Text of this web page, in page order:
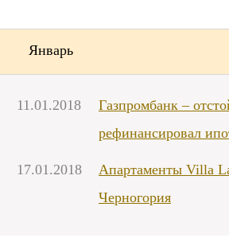
Январь
11.01.2018
Газпромбанк –
рефинансировал
17.01.2018
Апартаменты Villa
Черногория